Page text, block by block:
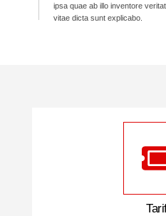
ipsa quae ab illo inventore
vitae dicta sunt explicabo.